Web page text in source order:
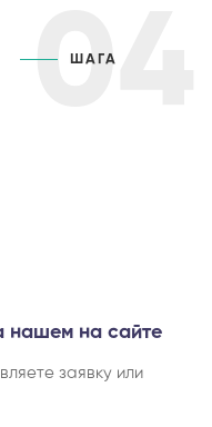
04
ШАГА
нашем на сайте
заявку или